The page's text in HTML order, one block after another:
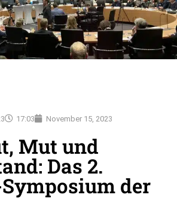
17:03 November 15, 2023
Mut und
Das 2.
der